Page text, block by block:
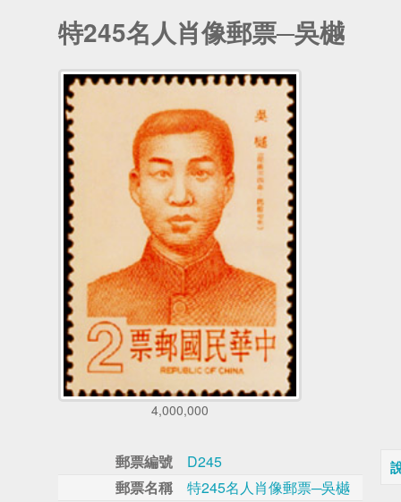
特245名人肖像郵票─吳樾
4,000,000
郵票編號
D245
郵票名稱
特245名人肖像郵票─吳樾